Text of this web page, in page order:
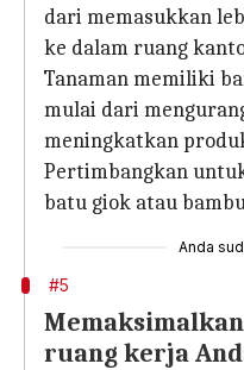
dari memasukkan
ke dalam ruang
Tanaman memiliki
mulai dari
meningkatkan
Pertimbangkan
batu giok atau
Anda
#5
ruang kerja